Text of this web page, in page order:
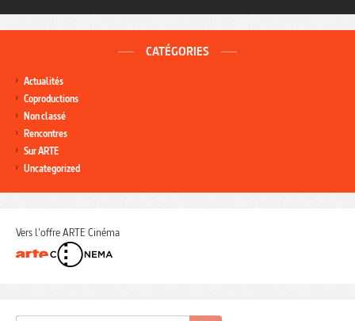
CATÉGORIES
Actualités
Coproductions
Non classé
Rencontres
Sur ARTE
Uncategorized
Vers l'offre ARTE Cinéma